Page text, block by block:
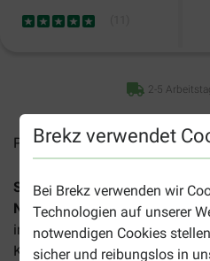
Brekz verwendet
Bei Brekz verwenden wir
Technologien auf unserer
notwendigen Cookies
sicher und reibungslos in
2-5
Preise inkl. MwSt zzgl.
Sheba Mini Filets Fisch in
Nassfutterist eine luxuriöse
in einer köstlichen Sauce.
Katzen. Eine Packung enthält